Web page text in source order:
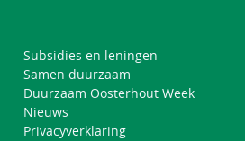
Subsidies en leningen
Samen duurzaam
Duurzaam Oosterhout Week
Nieuws
Privacyverklaring